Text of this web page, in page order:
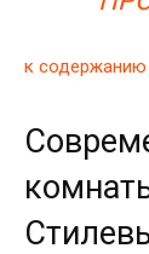
к содержанию